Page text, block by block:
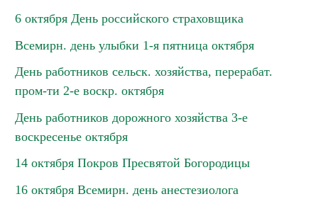
6 октября День российского страховщика
Всемирн. день улыбки 1-я пятница октября
День работников сельск. хозяйства, перерабат.
пром-ти 2-е воскр. октября
День работников дорожного хозяйства 3-е
воскресенье октября
14 октября Покров Пресвятой Богородицы
16 октября Всемирн. день анестезиолога